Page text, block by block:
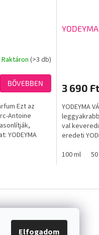
Elfogadom
Raktáron (>3 db)
BŐVEBBEN
Ezt az
Antoine
YODEYMA
értékelése
ből
3,2
csillag.
3 690
YODEYMA
val
eredeti
100 ml